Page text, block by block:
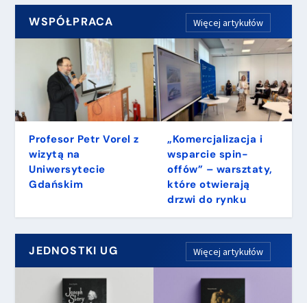
WSPÓŁPRACA Więcej artykułów
Profesor Petr Vorel z
wizytą na
Uniwersytecie
Gdańskim
„Komercjalizacja i
wsparcie spin-
offów” – warsztaty,
które otwierają
drzwi do rynku
JEDNOSTKI UG Więcej artykułów